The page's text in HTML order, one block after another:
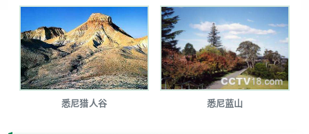
悉尼猎人谷 悉尼蓝山